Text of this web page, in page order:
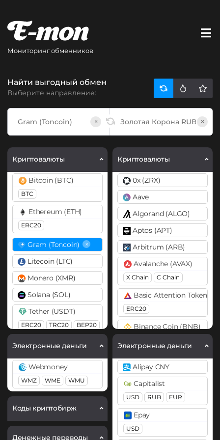
Мониторинг обменников
Найти выгодный обмен
Выберите направление:
× ×
Криптовалюты
Bitcoin (BTC)
BTC
Ethereum (ETH)
ERC20
Gram (Toncoin) ×
Litecoin (LTC)
Monero (XMR)
Solana (SOL)
Tether (USDT)
ERC20 TRC20 BEP20
Tron (TRX)
USD Coin (USDC)
ERC20 BEP20
Электронные деньги
Webmoney
WMZ WME WMU
Коды криптобирж
Денежные переводы
Криптовалюты
0x (ZRX)
Aave
Algorand (ALGO)
Aptos (APT)
Arbitrum (ARB)
Avalanche (AVAX)
X Chain C Chain
Basic Attention Token
ERC20
Binance Coin (BNB)
Bitcoin (BTC)
BTC BEP20
OP
ARB
AVAXC
Bitcoin Cash (BCH)
Bitcoin SV (BSV)
BitTorrent (BTT)
Электронные деньги
Alipay CNY
Capitalist
USD RUB EUR
Epay
USD